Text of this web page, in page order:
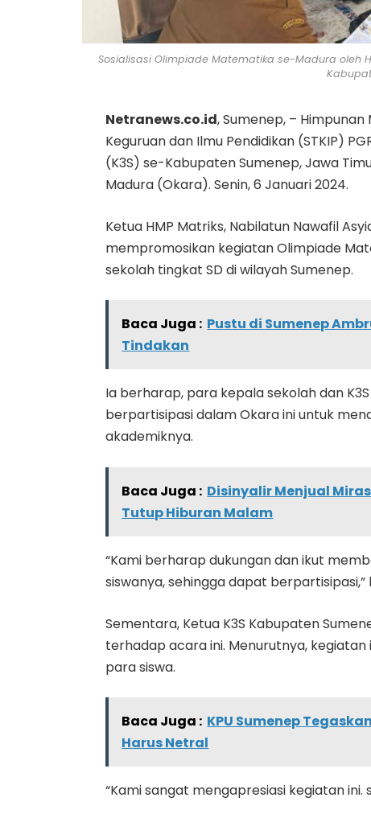
Sosialisasi Olimpiade Matematika se-Madura oleh
Netranews.co.id, Sumenep, –
Keguruan dan Ilmu Pendidikan (STKIP)
(K3S) se-Kabupaten Sumenep, Jawa
Madura (Okara). Senin, 6 Januari 2024.
Ketua HMP Matriks, Nabilatun Nawafil
mempromosikan kegiatan Olimpiade
sekolah tingkat SD di wilayah Sumenep.
Baca Juga : Pustu di Sumenep
Tindakan
Ia berharap, para kepala sekolah dan
berpartisipasi dalam Okara ini untuk
akademiknya.
Baca Juga : Disinyalir Menjual
Tutup Hiburan Malam
“Kami berharap dukungan dan ikut
siswanya, sehingga dapat berpartisipasi,”
Sementara, Ketua K3S Kabupaten
terhadap acara ini. Menurutnya,
para siswa.
Baca Juga : KPU Sumenep
Harus Netral
“Kami sangat mengapresiasi kegiatan ini.